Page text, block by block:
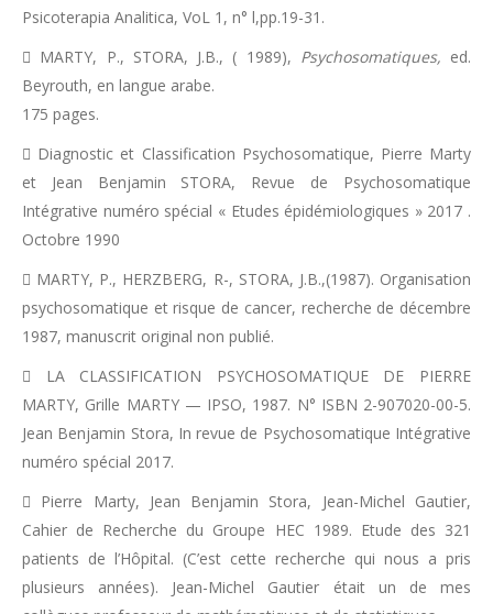
Psicoterapia Analitica, VoL 1, n° l,pp.19-31.
MARTY, P., STORA, J.B., ( 1989), Psychosomatiques, ed.
Beyrouth, en langue arabe.
175 pages.
Diagnostic et Classification Psychosomatique, Pierre Marty
et Jean Benjamin STORA, Revue de Psychosomatique
Intégrative numéro spécial « Etudes épidémiologiques » 2017 .
Octobre 1990
MARTY, P., HERZBERG, R-, STORA, J.B.,(1987). Organisation
psychosomatique et risque de cancer, recherche de décembre
1987, manuscrit original non publié.
LA CLASSIFICATION PSYCHOSOMATIQUE DE PIERRE
MARTY, Grille MARTY — IPSO, 1987. N° ISBN 2-907020-00-5.
Jean Benjamin Stora, In revue de Psychosomatique Intégrative
numéro spécial 2017.
Pierre Marty, Jean Benjamin Stora, Jean-Michel Gautier,
Cahier de Recherche du Groupe HEC 1989. Etude des 321
patients de l’Hôpital. (C’est cette recherche qui nous a pris
plusieurs années). Jean-Michel Gautier était un de mes